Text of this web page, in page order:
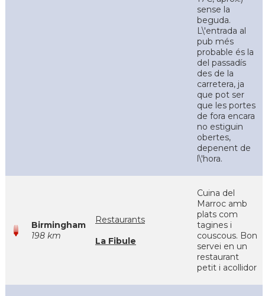
sense la
beguda.
L\'entrada al
pub més
probable és la
del passadís
des de la
carretera, ja
que pot ser
que les portes
de fora encara
no estiguin
obertes,
depenent de
l\'hora.
Birmingham
198 km
Restaurants
La Fibule
Cuina del
Marroc amb
plats com
tagines i
couscous. Bon
servei en un
restaurant
petit i acollidor